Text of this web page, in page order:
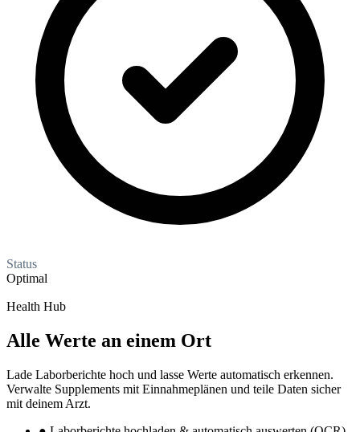
Status
Optimal
Health Hub
Alle Werte an einem Ort
Lade Laborberichte hoch und lasse Werte automatisch erkennen.
Verwalte Supplements mit Einnahmeplänen und teile Daten sicher
mit deinem Arzt.